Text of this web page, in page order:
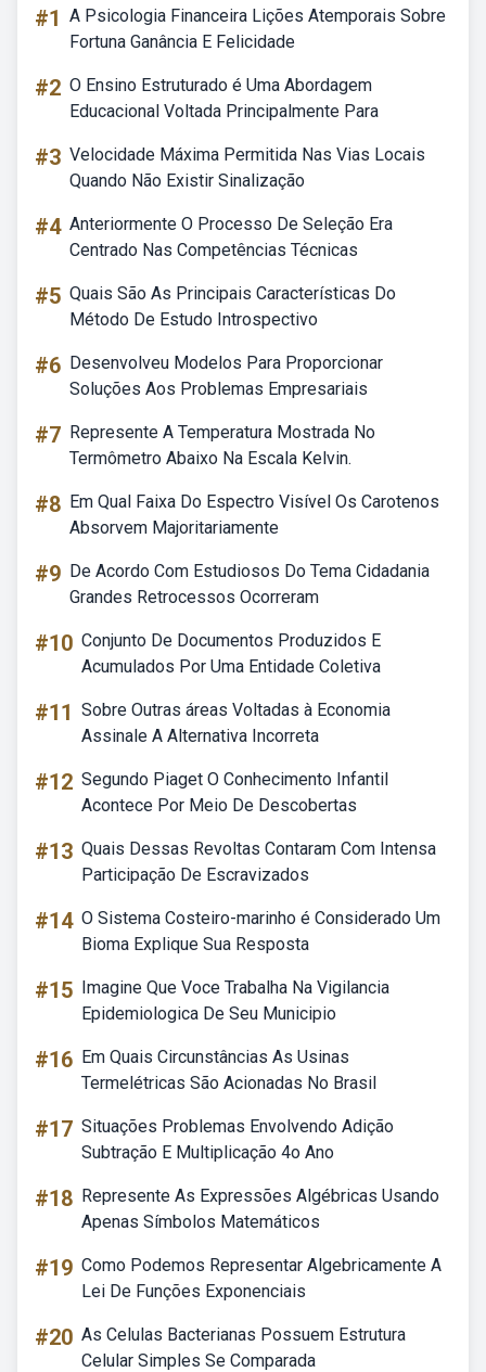
#1 A Psicologia Financeira Lições Atemporais Sobre
Fortuna Ganância E Felicidade
#2 O Ensino Estruturado é Uma Abordagem
Educacional Voltada Principalmente Para
#3 Velocidade Máxima Permitida Nas Vias Locais
Quando Não Existir Sinalização
#4 Anteriormente O Processo De Seleção Era
Centrado Nas Competências Técnicas
#5 Quais São As Principais Características Do
Método De Estudo Introspectivo
#6 Desenvolveu Modelos Para Proporcionar
Soluções Aos Problemas Empresariais
#7 Represente A Temperatura Mostrada No
Termômetro Abaixo Na Escala Kelvin.
#8 Em Qual Faixa Do Espectro Visível Os Carotenos
Absorvem Majoritariamente
#9 De Acordo Com Estudiosos Do Tema Cidadania
Grandes Retrocessos Ocorreram
#10 Conjunto De Documentos Produzidos E
Acumulados Por Uma Entidade Coletiva
#11 Sobre Outras áreas Voltadas à Economia
Assinale A Alternativa Incorreta
#12 Segundo Piaget O Conhecimento Infantil
Acontece Por Meio De Descobertas
#13 Quais Dessas Revoltas Contaram Com Intensa
Participação De Escravizados
#14 O Sistema Costeiro-marinho é Considerado Um
Bioma Explique Sua Resposta
#15 Imagine Que Voce Trabalha Na Vigilancia
Epidemiologica De Seu Municipio
#16 Em Quais Circunstâncias As Usinas
Termelétricas São Acionadas No Brasil
#17 Situações Problemas Envolvendo Adição
Subtração E Multiplicação 4o Ano
#18 Represente As Expressões Algébricas Usando
Apenas Símbolos Matemáticos
#19 Como Podemos Representar Algebricamente A
Lei De Funções Exponenciais
#20 As Celulas Bacterianas Possuem Estrutura
Celular Simples Se Comparada